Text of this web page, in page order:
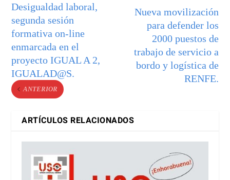
Desigualdad laboral,
segunda sesión
formativa on-line
enmarcada en el
proyecto IGUAL A 2,
IGUALAD@S.
ANTERIOR
Nueva movilización
para defender los
2000 puestos de
trabajo de servicio a
bordo y logística de
RENFE.
ARTÍCULOS RELACIONADOS